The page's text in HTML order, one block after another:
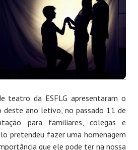
teatro da ESFLG apresentaram o
ano letivo, no passado 11 de
para familiares, colegas e
pretendeu fazer uma homenagem
que ele pode ter na nossa